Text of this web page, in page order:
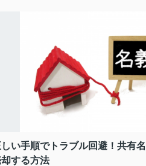
しい手順でトラブル回避！共有
する方法